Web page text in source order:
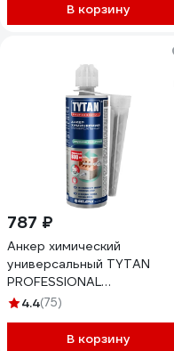
В корзину
787 ₽
Анкер химический
универсальный TYTAN
PROFESSIONAL
двухкомпонентный, EV-I 165
4.4(75)
В корзину